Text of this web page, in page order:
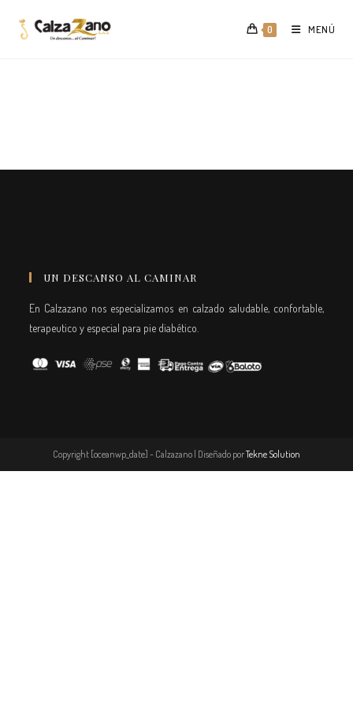
0 MENÚ
UN DESCANSO AL CAMINAR
En Calzazano nos especializamos en calzado saludable, confortable,
terapeutico y especial para pie diabético.
Copyright [oceanwp_date] - Calzazano | Diseñado porTekne Solution